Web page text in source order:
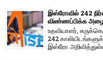
இஸ்ரோவில் 242
விண்ணப்பிக்க
உதவியாளர்,
242
இஸ்ரோ